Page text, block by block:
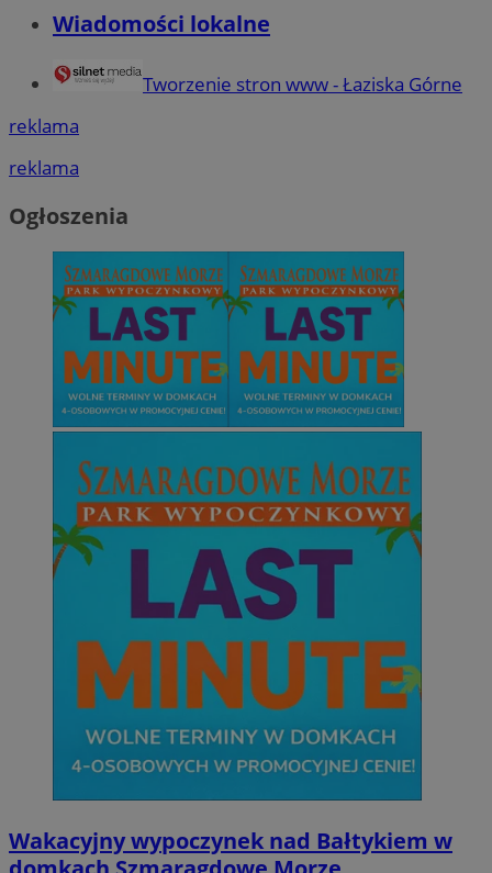
Wiadomości lokalne
Tworzenie stron www - Łaziska Górne
reklama
reklama
Ogłoszenia
Wakacyjny wypoczynek nad Bałtykiem w